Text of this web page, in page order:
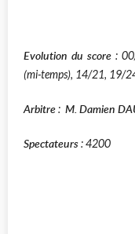
Evolution du score :
(mi-temps), 14/21, 19/
Arbitre: M. Damien
Spectateurs: 4200